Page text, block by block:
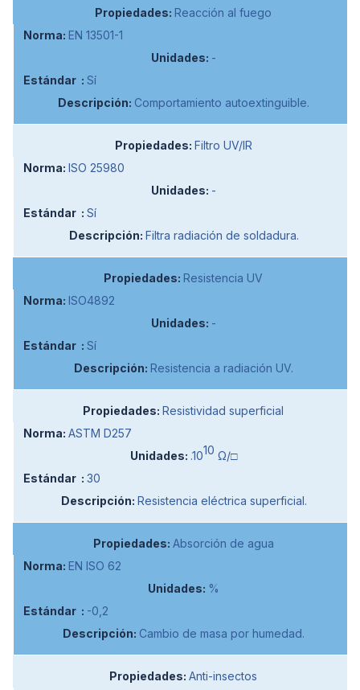
Reacción al fuego
EN 13501-1
-
Sí
Comportamiento autoextinguible.
Filtro UV/IR
ISO 25980
-
Sí
Filtra radiación de soldadura.
Resistencia UV
ISO4892
-
Sí
Resistencia a radiación UV.
Resistividad superficial
ASTM D257
.1010 Ω/□
30
Resistencia eléctrica superficial.
Absorción de agua
EN ISO 62
%
-0,2
Cambio de masa por humedad.
Anti-insectos